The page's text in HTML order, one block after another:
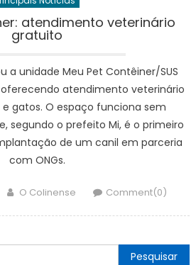
atendimento veterinário
gratuito
a unidade Meu Pet Contêiner/SUS
atendimento veterinário
gatos. O espaço funciona sem
segundo o prefeito Mi, é o primeiro
de um canil em parceria
com ONGs.
Author
O Colinense Comment(0)